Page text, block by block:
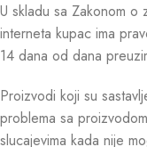
U skladu sa Zakonom o
interneta kupac ima
14 dana od dana
Proizvodi koji su
problema sa
slucajevima kada nije